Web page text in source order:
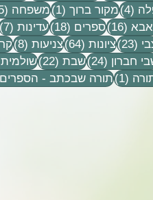
(4) 4 פוסטיםמקור ברוך (1) פוסט 1
משפחה (125)
אבא (16) 16 פוסטים
ספרים (18) 18 פוסטים
עדינות (7)
(23) 23 פוסטים
ציונות (64) 64 פוסטים
צניעות (8) 8 פוסטים
חברון (24) 24 פוסטים
שבת (22) 22 פוסטים
שולמית
(1) פוסט 1
תורה שבכתב -